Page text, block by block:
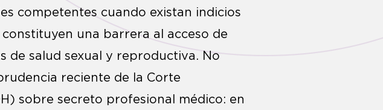
competentes cuando existan indicios
una barrera al acceso de
de salud sexual y reproductiva. No
reciente de la Corte
sobre secreto profesional médico: en